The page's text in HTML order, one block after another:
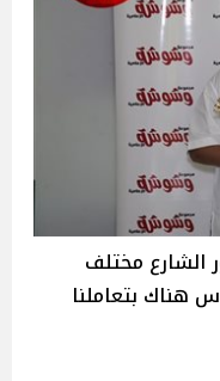
مختلف
هناك بتعاملنا